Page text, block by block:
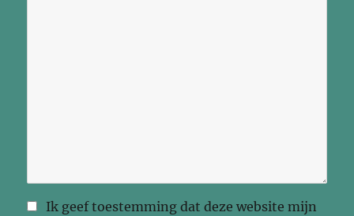
Ik geef toestemming dat deze website mijn